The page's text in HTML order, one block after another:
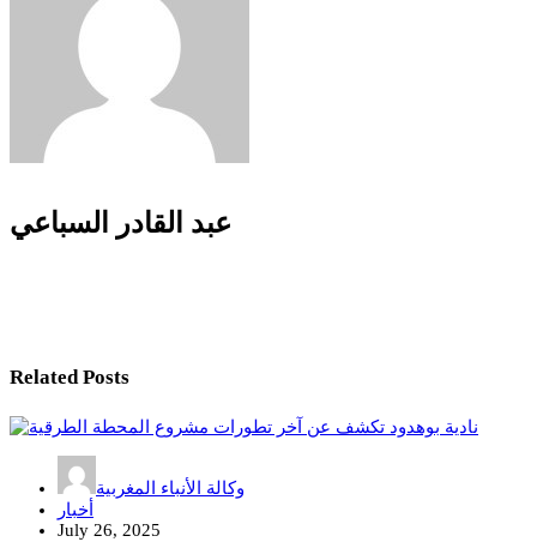
عبد القادر السباعي
Related Posts
وكالة الأنباء المغربية
أخبار
July 26, 2025